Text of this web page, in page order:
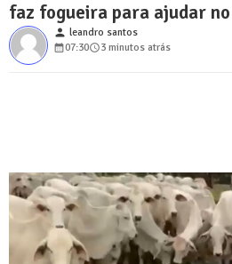
faz fogueira para ajudar no
person leandro santos
07:30
3 minutos atrás